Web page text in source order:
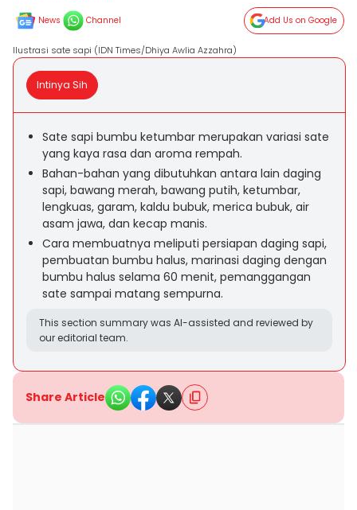
News Channel Add Us on Google
Ilustrasi sate sapi (IDN Times/Dhiya Awlia Azzahra)
Intinya Sih
Sate sapi bumbu ketumbar merupakan variasi sate
yang kaya rasa dan aroma rempah.
Bahan-bahan yang dibutuhkan antara lain daging
sapi, bawang merah, bawang putih, ketumbar,
lengkuas, garam, kaldu bubuk, merica bubuk, air
asam jawa, dan kecap manis.
Cara membuatnya meliputi persiapan daging sapi,
pembuatan bumbu halus, marinasi daging dengan
bumbu halus selama 60 menit, pemanggangan
sate sampai matang sempurna.
This section summary was AI-assisted and reviewed by
our editorial team.
Share Article